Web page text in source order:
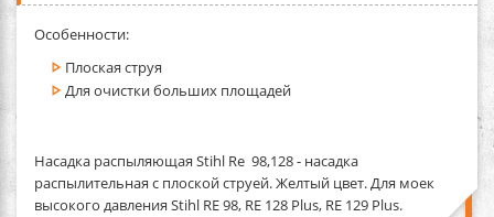
Особенности:
Плоская струя
Для очистки больших площадей
Насадка распыляющая Stihl Rе 98,128- насадка
распылительная с плоской струей. Желтый цвет. Для моек
высокого давления Stihl RE 98, RE 128 Plus, RE 129 Plus.